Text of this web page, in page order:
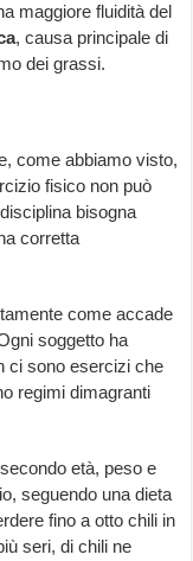
maggiore fluidità del
, causa principale di
dei grassi.
come abbiamo visto,
fisico non può
bisogna
corretta
come accade
soggetto ha
ci sono esercizi che
regimi dimagranti
età, peso e
seguendo una dieta
fino a otto chili in
seri, di chili ne